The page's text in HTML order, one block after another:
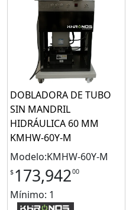
DOBLADORA DE TUBO
SIN MANDRIL
HIDRÁULICA 60 MM
KMHW-60Y-M
Modelo:KMHW-60Y-M
$ 173,94200
Mínimo: 1